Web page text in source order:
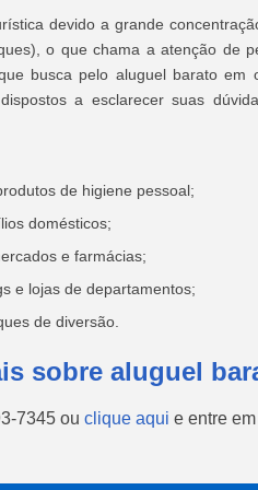
devido a grande
o que chama a atenção de
busca pelo aluguel barato
a esclarecer suas
de higiene pessoal;
domésticos;
e farmácias;
e lojas de departamentos;
de diversão.
sobre aluguel
7345 ou clique aqui e entre